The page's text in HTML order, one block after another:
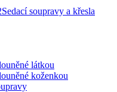
Sedací soupravy a křesla
látkou
koženkou